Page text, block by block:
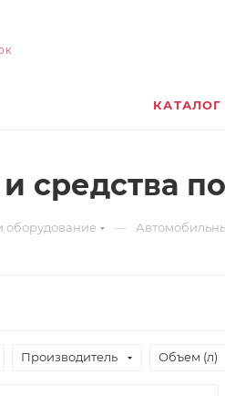
КАТАЛОГ
средства
оборудование —
Производитель Объем (л)